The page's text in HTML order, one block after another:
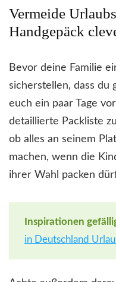
Vermeide
Handgepäck
Bevor deine Familie
sicherstellen, dass
euch ein paar Tage
detaillierte Packliste
ob alles an seinem
machen, wenn die
ihrer Wahl packen
Inspirationen
in Deutschland